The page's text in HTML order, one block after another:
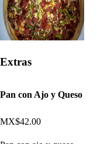
Extras
Pan con Ajo y Queso
MX$42.00